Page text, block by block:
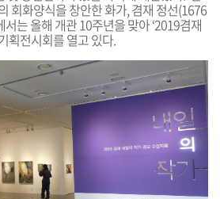
회화양식을 창안한 화가, 겸재 정선(1676
는 올해 개관 10주년을 맞아 ‘2019겸재
획전시회를 열고 있다.